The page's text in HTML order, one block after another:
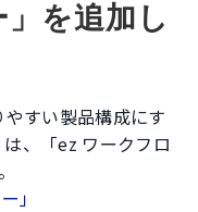
」を追加し
すい製品構成にす
、「ez ワークフロ
」